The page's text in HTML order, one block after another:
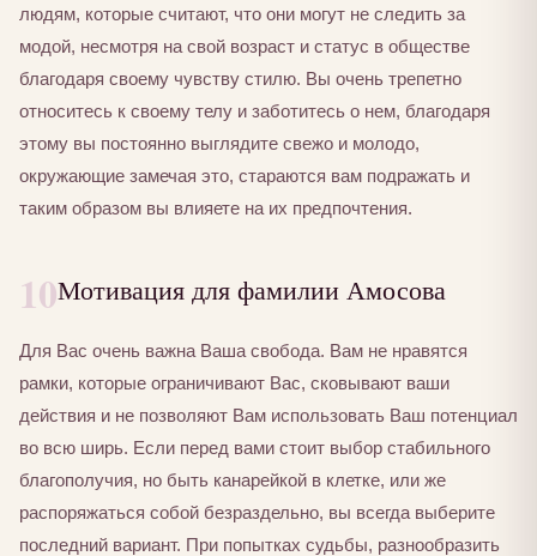
людям, которые считают, что они могут не следить за
модой, несмотря на свой возраст и статус в обществе
благодаря своему чувству стилю. Вы очень трепетно
относитесь к своему телу и заботитесь о нем, благодаря
этому вы постоянно выглядите свежо и молодо,
окружающие замечая это, стараются вам подражать и
таким образом вы влияете на их предпочтения.
10Мотивация для фамилии Амосова
Для Вас очень важна Ваша свобода. Вам не нравятся
рамки, которые ограничивают Вас, сковывают ваши
действия и не позволяют Вам использовать Ваш потенциал
во всю ширь. Если перед вами стоит выбор стабильного
благополучия, но быть канарейкой в клетке, или же
распоряжаться собой безраздельно, вы всегда выберите
последний вариант. При попытках судьбы, разнообразить